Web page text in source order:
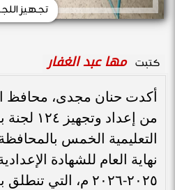
تجهيز
كتبت مها عبد الغفار
أكدت حنان مجدى، محافظ
من إعداد
التعليمية الخمس
نهاية العام للشهادة